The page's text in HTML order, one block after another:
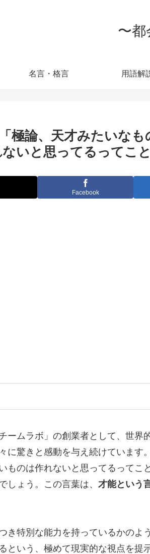
〜都
名言・格言 用語解
「極論、天才みたいな
いと思ってるってこ
Facebook
ームラボ」の創業者として、世
に驚きと感動を与え続けていま
ものは作れないと思ってるって
しょう。この言葉は、 才能という
き特別な能力を持っているかの
という、極めて現実的な視点を